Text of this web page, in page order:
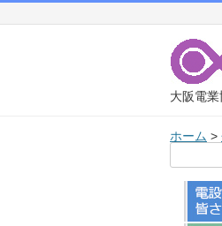
大阪電
ホーム >